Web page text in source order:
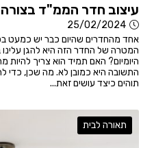
עיצוב חדר הממ"ד
25/02/2024
אחד מהחדרים שהיום כבר יש כמעט
המטרה של החדר הזה היא להגן
היומיום? האם תמיד הוא צריך
התשובה היא כמובן לא. מה שכן, כדי
תוהים כיצד עושים זאת...
תאורה לבית